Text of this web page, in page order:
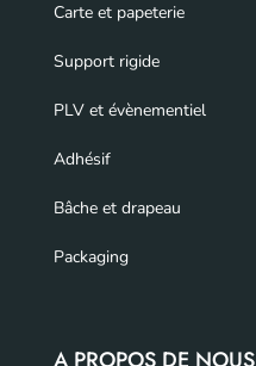
Carte et papeterie
Support rigide
PLV et évènementiel
Adhésif
Bâche et drapeau
Packaging